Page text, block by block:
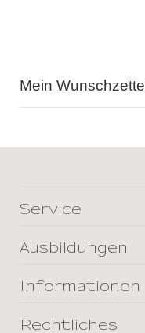
Mein
Service
Ausbildungen
Informationen
Rechtliches